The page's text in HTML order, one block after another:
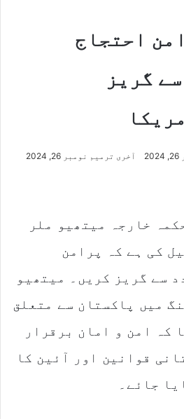
احتجاج
گریز
آخری ترمیم نومبر 26, 2024
خارجہ میتھیو ملر
کی ہے کہ پرامن
سے گریز کریں۔ میتھیو
میں پاکستان سے متعلق
کہ امن و امان برقرار
قوانین اور آئین کا
جائے۔